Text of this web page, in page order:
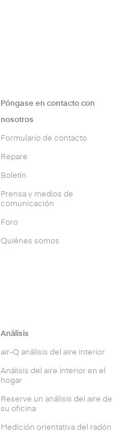
Póngase en contacto con
nosotros
Formulario de contacto
Repare
Boletín
Prensa y medios de
comunicación
Foro
Quiénes somos
Análisis
air-Q análisis del aire interior
Análisis del aire interior en el
hogar
Reserve un análisis del aire de
su oficina
Medición orientativa del radón